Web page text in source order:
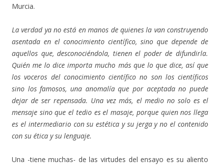
Murcia.
La verdad ya no está en manos de quienes la van construyendo
asentada en el conocimiento científico, sino que depende de
aquellos que, desconociéndola, tienen el poder de difundirla.
Quién me lo dice importa mucho más que lo que dice, así que
los voceros del conocimiento científico no son los científicos
sino los famosos, una anomalía que por aceptada no puede
dejar de ser repensada. Una vez más, el medio no solo es el
mensaje sino que el tedio es el masaje, porque quien nos llega
es el intermediario con su estética y su jerga y no el contenido
con su ética y su lenguaje.
Una -tiene muchas- de las virtudes del ensayo es su aliento